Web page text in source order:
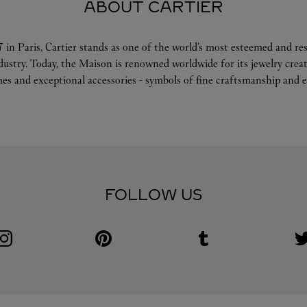
ABOUT CARTIER
in Paris, Cartier stands as one of the world’s most esteemed and
Today, the Maison is renowned worldwide for its jewelry
and exceptional accessories - symbols of fine craftsmanship and
FOLLOW US
Visit us on Instagram
Link Opens in New Tab Visit us on Pinterest
Link Opens in New Tab Visit us on Tumblr
Link Opens in New Tab